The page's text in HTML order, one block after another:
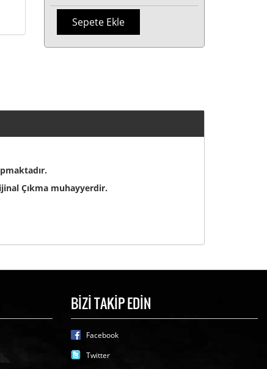
Sepete Ekle
Çıkma muhayyerdir.
BİZİ TAKİP EDİN
Facebook
Twitter